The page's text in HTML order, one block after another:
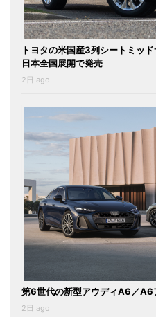
トヨタの米国産3列シートミッ
日本全国展開で発売
2日 ago
第6世代の新型アウディA6／A6
2日 ago